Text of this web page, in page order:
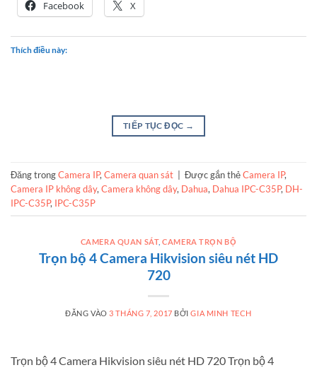
Facebook X
Thích điều này:
TIẾP TỤC ĐỌC →
Đăng trongCamera IP, Camera quan sát Được gắn thẻCamera IP,
Camera IP không dây, Camera không dây, Dahua, Dahua IPC-C35P, DH-
IPC-C35P, IPC-C35P
CAMERA QUAN SÁT,CAMERA TRỌN BỘ
Trọn bộ 4 Camera Hikvision siêu nét HD
720
ĐĂNG VÀO3 THÁNG 7, 2017 BỞIGIA MINH TECH
Trọn bộ 4 Camera Hikvision siêu nét HD 720 Trọn bộ 4